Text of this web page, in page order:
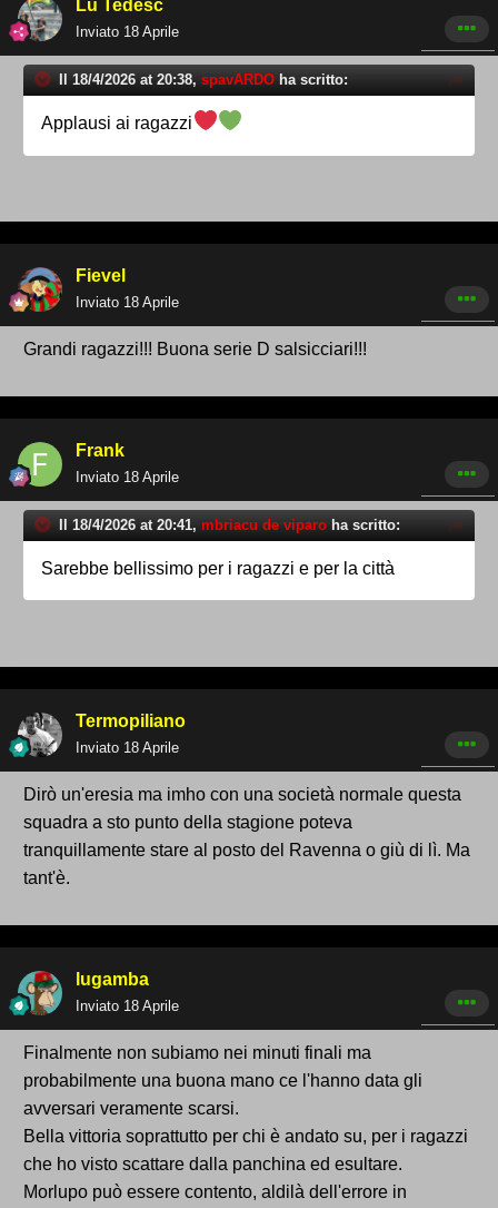
Lu Tedesc
Inviato 18 Aprile
Il 18/4/2026 at 20:38, spavARDO ha scritto:
Applausi ai ragazzi
Fievel
Inviato 18 Aprile
Grandi ragazzi!!! Buona serie D salsicciari!!!
Frank
Inviato 18 Aprile
Il 18/4/2026 at 20:41, mbriacu de viparo ha scritto:
Sarebbe bellissimo per i ragazzi e per la città
Termopiliano
Inviato 18 Aprile
Dirò un'eresia ma imho con una società normale questa
squadra a sto punto della stagione poteva
tranquillamente stare al posto del Ravenna o giù di lì. Ma
tant'è.
lugamba
Inviato 18 Aprile
Finalmente non subiamo nei minuti finali ma
probabilmente una buona mano ce l'hanno data gli
avversari veramente scarsi.
Bella vittoria soprattutto per chi è andato su, per i ragazzi
che ho visto scattare dalla panchina ed esultare.
Morlupo può essere contento, aldilà dell'errore in